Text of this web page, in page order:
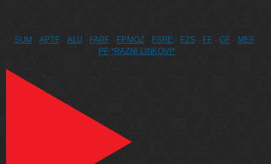
SUM APTF ALU FARF FPMOZ FSRE FZS FF GF
MEF
PF *RAZNI LINKOVI*